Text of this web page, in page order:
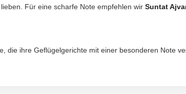
Bitte prüfen Sie die Angaben auf der jeweiligen Produktverpackung; nur
lieben. Für eine scharfe Note empfehlen wir Suntat
die ihre Geflügelgerichte mit einer besonderen Note